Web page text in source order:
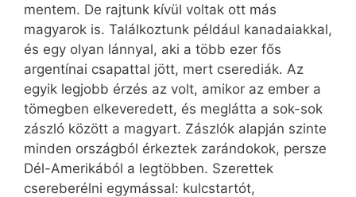
mentem. De rajtunk kívül voltak ott más
magyarok is. Találkoztunk például kanadaiakkal,
és egy olyan lánnyal, aki a több ezer fős
argentínai csapattal jött, mert cserediák. Az
egyik legjobb érzés az volt, amikor az ember a
tömegben elkeveredett, és meglátta a sok-sok
zászló között a magyart. Zászlók alapján szinte
minden országból érkeztek zarándokok, persze
Dél-Amerikából a legtöbben. Szerettek
csereberélni egymással: kulcstartót,